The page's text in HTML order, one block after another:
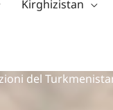
Kirghizistan
del